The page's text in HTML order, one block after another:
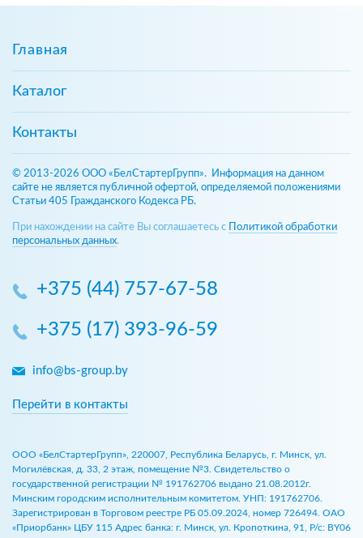
Главная
Каталог
Контакты
© 2013-2026 ООО «БелСтартерГрупп». Информация на данном
сайте не является публичной офертой, определяемой положениями
Статьи 405 Гражданского Кодекса РБ.
При нахождении на сайте Вы соглашаетесь с
Политикой обработки
персональных данных.
+375 (44) 757-67-58
+375 (17) 393-96-59
info@bs-group.by
Перейти в контакты
ООО «БелСтартерГрупп», 220007, Республика Беларусь, г. Минск, ул.
Могилёвская, д. 33, 2 этаж, помещение №3. Свидетельство о
государственной регистрации № 191762706 выдано 21.08.2012г.
Минским городским исполнительным комитетом. УНП: 191762706.
Зарегистрирован в Торговом реестре РБ 05.09.2024, номер 726494. ОАО
«Приорбанк» ЦБУ 115 Адрес банка: г. Минск, ул. Кропоткина, 91, Р/с: BY06